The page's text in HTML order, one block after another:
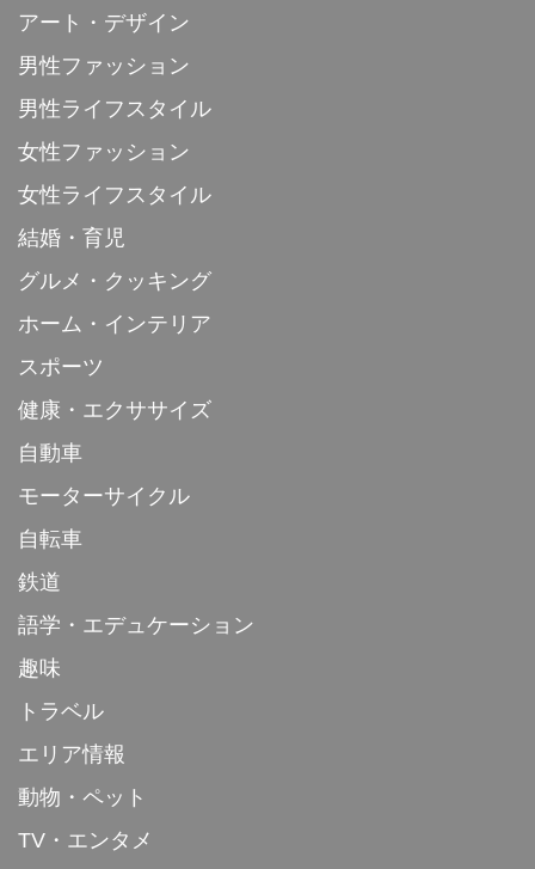
アート・デザイン
男性ファッション
男性ライフスタイル
女性ファッション
女性ライフスタイル
結婚・育児
グルメ・クッキング
ホーム・インテリア
スポーツ
健康・エクササイズ
自動車
モーターサイクル
自転車
鉄道
語学・エデュケーション
趣味
トラベル
エリア情報
動物・ペット
TV・エンタメ